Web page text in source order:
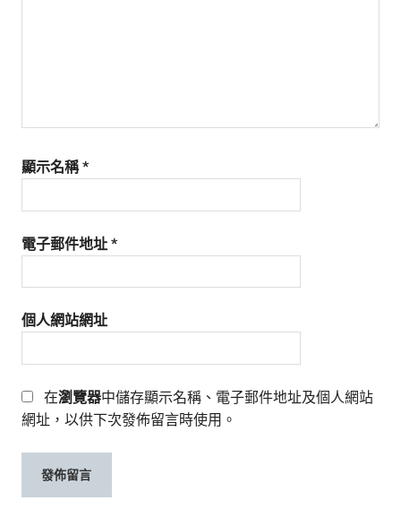
顯示名稱*
電子郵件地址 *
個人網站網址
在瀏覽器中儲存顯示名稱、電子郵件地址及個人網站
網址，以供下次發佈留言時使用。